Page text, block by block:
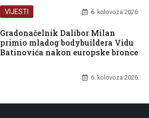
VIJESTI 6. kolovoza 2026.
Gradonačelnik Dalibor Milan
primio mladog bodybuildera Vidu
Batinovića nakon europske bronce
6. kolovoza 2026.